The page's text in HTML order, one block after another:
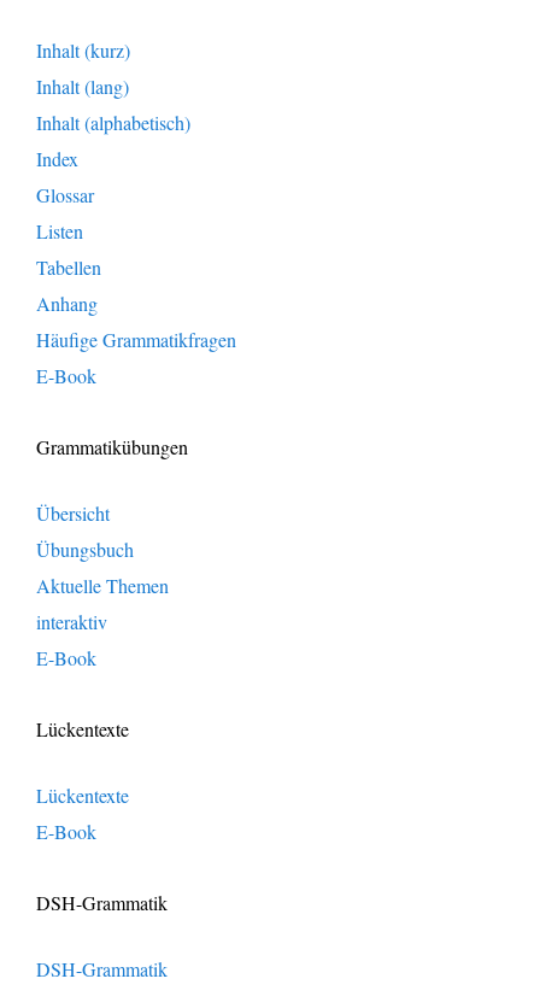
Inhalt (kurz)
Inhalt (lang)
Inhalt (alphabetisch)
Index
Glossar
Listen
Tabellen
Anhang
Häufige Grammatikfragen
E-Book
Grammatikübungen
Übersicht
Übungsbuch
Aktuelle Themen
interaktiv
E-Book
Lückentexte
Lückentexte
E-Book
DSH-Grammatik
DSH-Grammatik